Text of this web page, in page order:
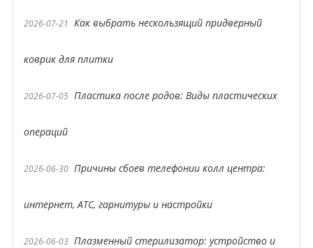
2026-07-21 Как выбрать нескользящий придверный
коврик для плитки
2026-07-05 Пластика после родов: Виды пластических
операций
2026-06-30 Причины сбоев телефонии колл центра:
интернет, АТС, гарнитуры и настройки
2026-06-03 Плазменный стерилизатор: устройство и